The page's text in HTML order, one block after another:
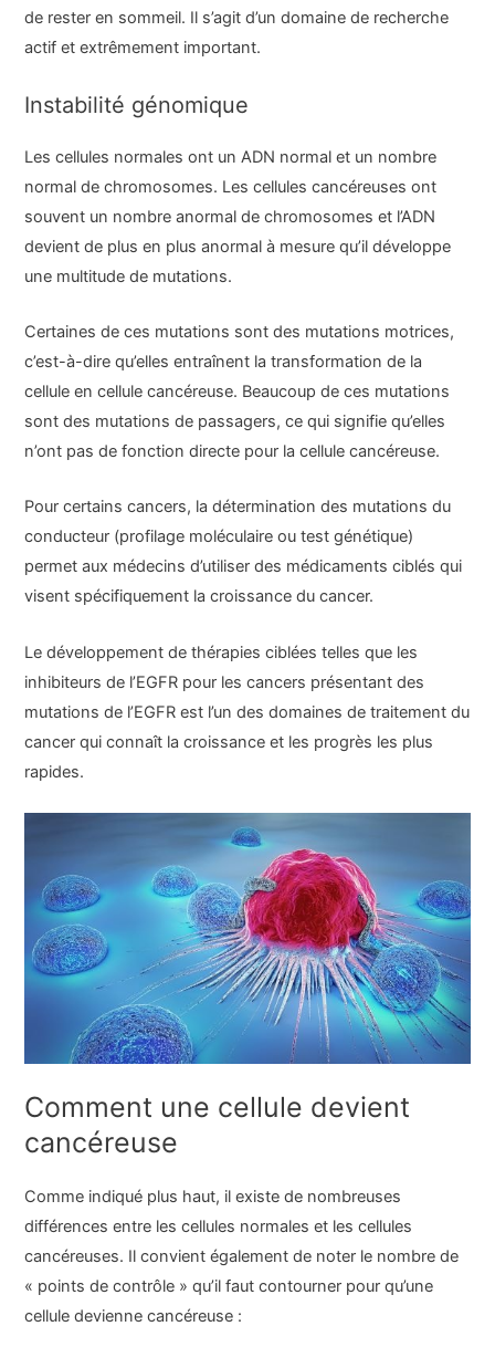
de rester en sommeil. Il s’agit d’un domaine de recherche
actif et extrêmement important.
Instabilité génomique
Les cellules normales ont un ADN normal et un nombre
normal de chromosomes. Les cellules cancéreuses ont
souvent un nombre anormal de chromosomes et l’ADN
devient de plus en plus anormal à mesure qu’il développe
une multitude de mutations.
Certaines de ces mutations sont des mutations motrices,
c’est-à-dire qu’elles entraînent la transformation de la
cellule en cellule cancéreuse. Beaucoup de ces mutations
sont des mutations de passagers, ce qui signifie qu’elles
n’ont pas de fonction directe pour la cellule cancéreuse.
Pour certains cancers, la détermination des mutations du
conducteur (profilage moléculaire ou test génétique)
permet aux médecins d’utiliser des médicaments ciblés qui
visent spécifiquement la croissance du cancer.
Le développement de thérapies ciblées telles que les
inhibiteurs de l’EGFR pour les cancers présentant des
mutations de l’EGFR est l’un des domaines de traitement du
cancer qui connaît la croissance et les progrès les plus
rapides.
Comment une cellule devient
cancéreuse
Comme indiqué plus haut, il existe de nombreuses
différences entre les cellules normales et les cellules
cancéreuses. Il convient également de noter le nombre de
« points de contrôle » qu’il faut contourner pour qu’une
cellule devienne cancéreuse :